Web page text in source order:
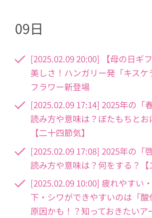
09日
[2025.02.09 20:00] 【母の日ギ
美しさ！ハンガリー発「キス
フラワー新登場
[2025.02.09 17:14] 2025年の「
読み方や意味は？ぼたもちとお
【二十四節気】
[2025.02.09 17:08] 2025年の「
読み方や意味は？何をする？【
[2025.02.09 10:00] 疲れやすい
下・シワができやすいのは「
原因かも！？知っておきたいア